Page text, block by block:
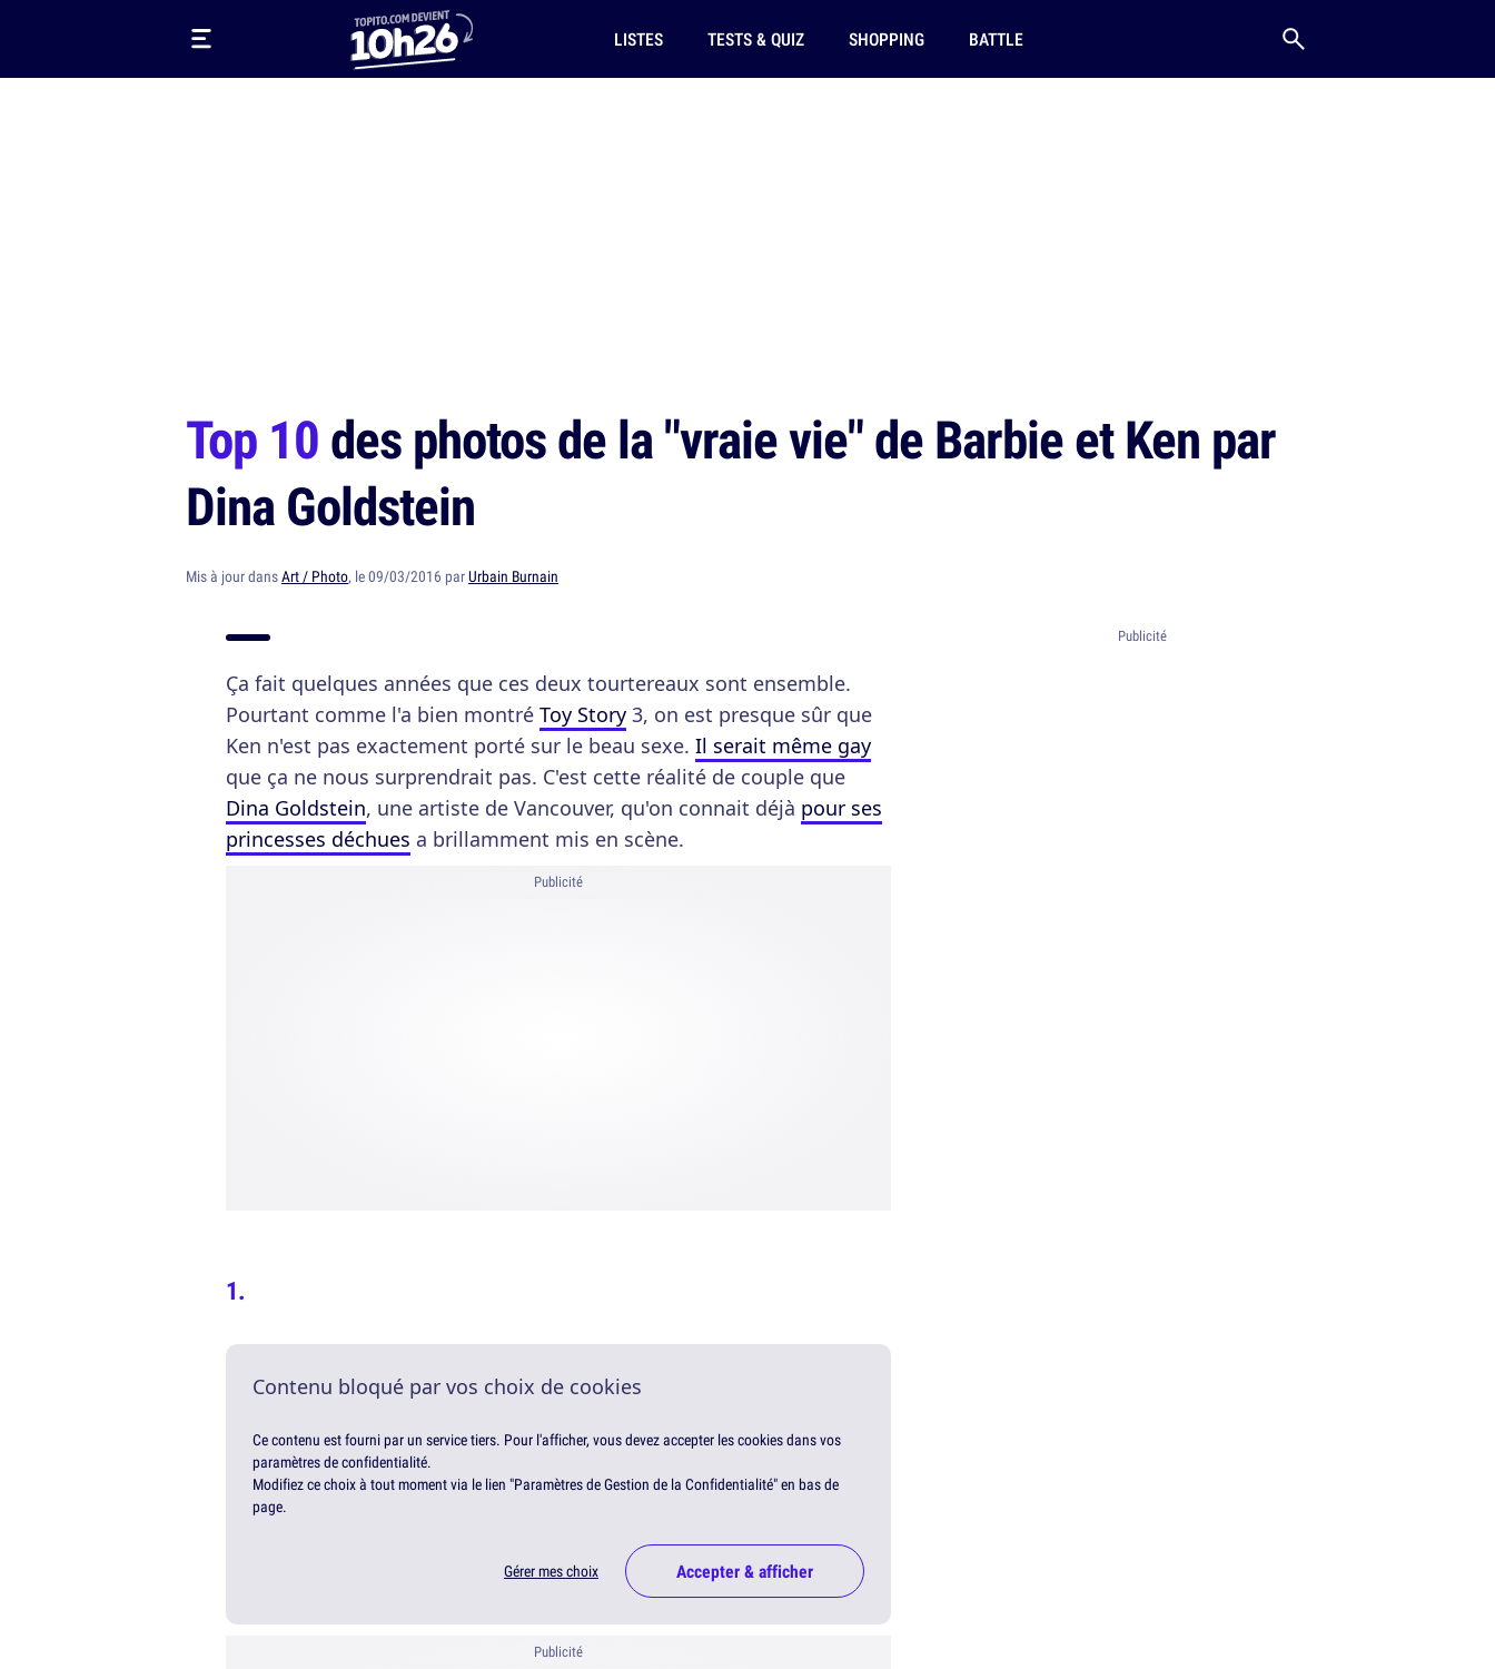
LISTES TESTS & QUIZ SHOPPING BATTLE
Top 10des photos de la "vraie vie" de Barbie et Ken par
Dina Goldstein
Mis à jour dansArt / Photo, le 09/03/2016 parUrbain Burnain
Ça fait quelques années que ces deux tourtereaux sont ensemble.
Pourtant comme l'a bien montré Toy Story 3, on est presque sûr que
Ken n'est pas exactement porté sur le beau sexe. Il serait même gay
que ça ne nous surprendrait pas. C'est cette réalité de couple que
Dina Goldstein, une artiste de Vancouver, qu'on connait déjà pour ses
princesses déchues a brillamment mis en scène.
Publicité
Contenu bloqué par vos choix de cookies
Ce contenu est fourni par un service tiers. Pour l'afficher, vous devez accepter les cookies dans vos
paramètres de confidentialité.
Modifiez ce choix à tout moment via le lien "Paramètres de Gestion de la Confidentialité" en bas de
page.
Gérer mes choix Accepter & afficher
Publicité